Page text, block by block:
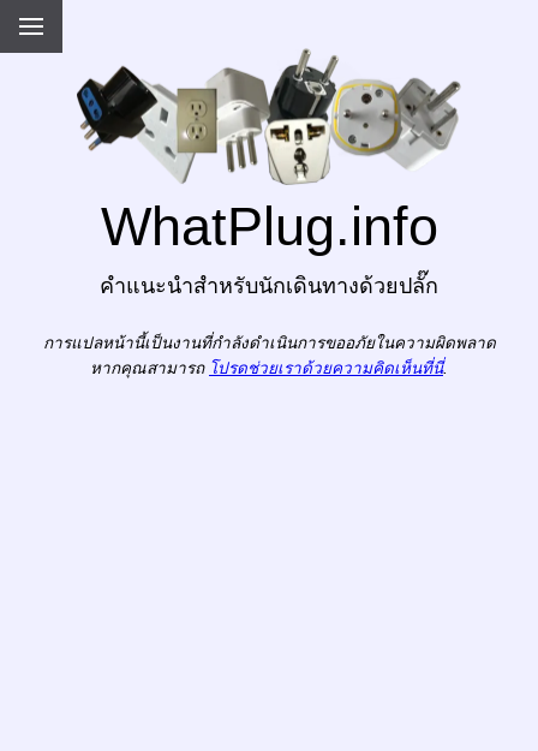
WhatPlug.info
คำแนะนำสำหรับนักเดินทางด้วยปลั๊ก
การแปลหน้านี้เป็นงานที่กำลังดำเนินการขออภัยในความผิดพลาด
หากคุณสามารถ โปรดช่วยเราด้วยความคิดเห็นที่นี่.